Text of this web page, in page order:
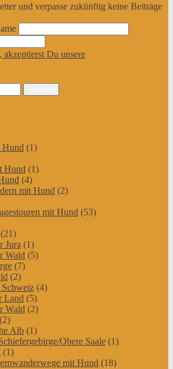
und verpasse zukünftig keine Beiträge
Du unsere
Hund (1)
Hund (1)
(4)
mit Hund (2)
mit Hund (53)
(21)
Jura (1)
Wald (5)
(7)
(2)
Schweiz (4)
Land (5)
Wald (2)
(2)
Alb (1)
Obere Saale (1)
(1)
mit Hund (18)